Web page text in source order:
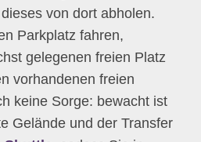
von dort abholen.
Parkplatz fahren,
gelegenen freien Platz
vorhandenen freien
keine Sorge: bewacht ist
Gelände und der Transfer